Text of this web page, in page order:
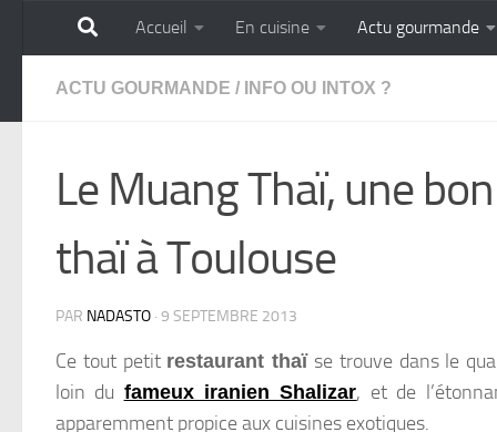
Skip to content
GOURMANDISE
Accueil En cuisine Actu gourmande
ACTU GOURMANDE / INFO OU INTOX ?
Le Muang Thaï, une
thaï à Toulouse
PAR NADASTO · 9 SEPTEMBRE 2013
Ce tout petit restaurant thaïse trouve dans le
loin du fameux iranien Shalizar, et de
apparemment propice aux cuisines exotiques.